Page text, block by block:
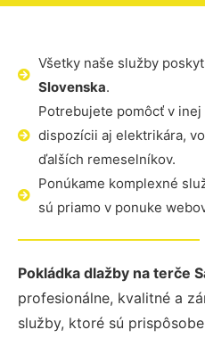
Všetky naše služby
Slovenska.
Potrebujete pomôcť v
dispozícii aj elektrikára,
ďalších remeselníkov.
Ponúkame komplexné
sú priamo v ponuke
Pokládka dlažby na terče
profesionálne, kvalitné a
služby, ktoré sú